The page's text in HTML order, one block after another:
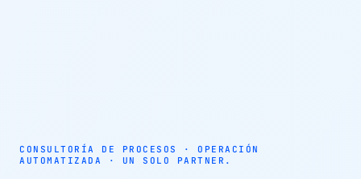
AUTOMATIZACIÓN · AGENTES AUTÓNOMOS · EFICIENCIA
OPERATIVA